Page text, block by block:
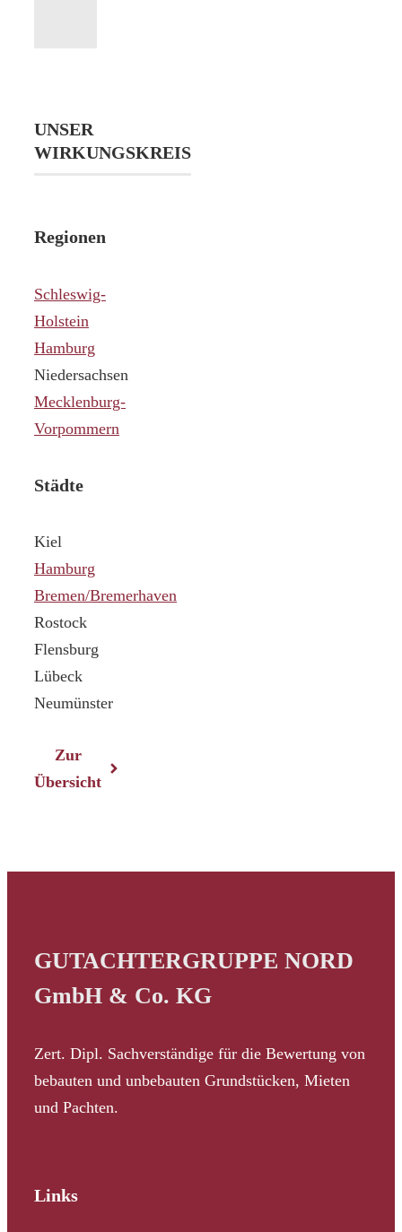
UNSER
WIRKUNGSKREIS
Regionen
Schleswig-
Holstein
Hamburg
Niedersachsen
Mecklenburg-
Vorpommern
Städte
Kiel
Hamburg
Bremen/Bremerhaven
Rostock
Flensburg
Lübeck
Neumünster
Zur
Übersicht
GUTACHTERGRUPPE NORD
GmbH & Co. KG
Zert. Dipl. Sachverständige für die Bewertung von
bebauten und unbebauten Grundstücken, Mieten
und Pachten.
Links